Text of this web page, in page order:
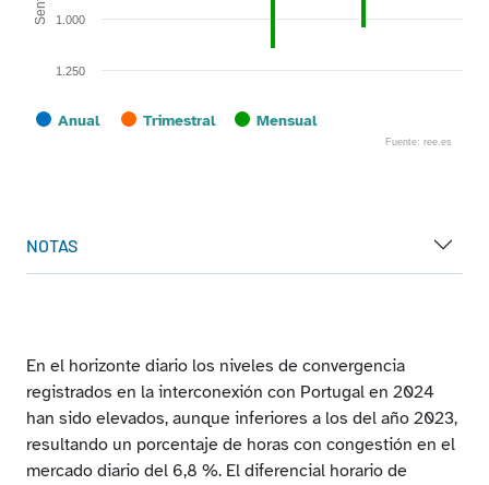
Anual Trimestral Mensual
1.000
1.250
Fuente: ree.es
NOTAS
En el horizonte diario los niveles de convergencia
registrados en la interconexión con Portugal en 2024
han sido elevados, aunque inferiores a los del año 2023,
resultando un porcentaje de horas con congestión en el
mercado diario del 6,8 %. El diferencial horario de